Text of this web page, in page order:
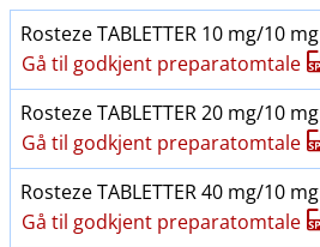
Rosteze TABLETTER 10 mg/10 mg
Gå til godkjent preparatomtale
Rosteze TABLETTER 20 mg/10 mg
Gå til godkjent preparatomtale
Rosteze TABLETTER 40 mg/10 mg
Gå til godkjent preparatomtale